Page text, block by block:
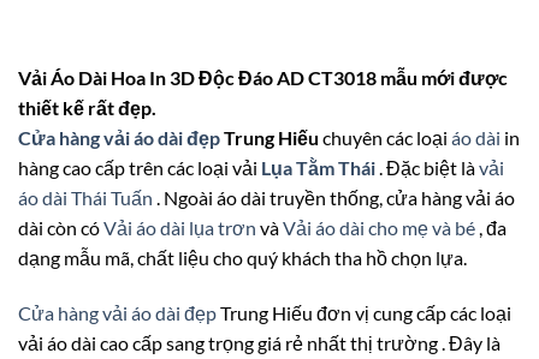
Vải Áo Dài Hoa In 3D Độc Đáo AD CT3018 mẫu mới được
thiết kế rất đẹp.
Cửa hàng vải áo dài đẹpTrung Hiếu chuyên các loại áo dài in
hàng cao cấp trên các loại vải Lụa Tằm Thái. Đặc biệt làvải
áo dài Thái Tuấn . Ngoài áo dài truyền thống, cửa hàng vải áo
dài còn cóVải áo dài lụa trơn vàVải áo dài cho mẹ và bé , đa
dạng mẫu mã, chất liệu cho quý khách tha hồ chọn lựa.
Cửa hàng vải áo dài đẹpTrung Hiếu đơn vị cung cấp các loại
vải áo dài cao cấp sang trọng giá rẻ nhất thị trường . Đây là